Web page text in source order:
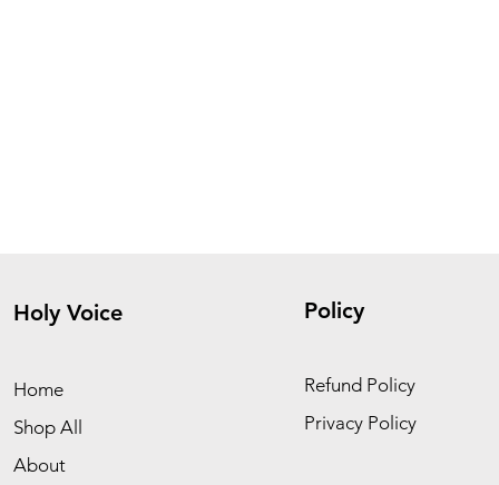
Holy Voice
Home
Shop All
About
Policy
Refund Policy
Privacy Policy